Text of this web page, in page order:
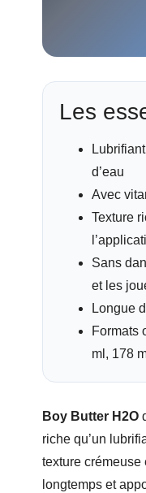
Les
d’eau
Avec
Texture
Sans
et les
Longue
Formats
ml, 178
Boy Butter H2O
riche qu’un
texture
longtemps et